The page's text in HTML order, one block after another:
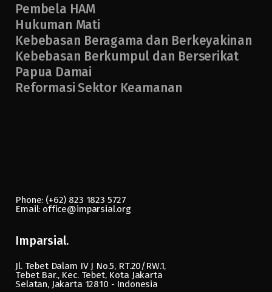
Pembela HAM
Hukuman Mati
Kebebasan Beragama dan Berkeyakinan
Kebebasan Berkumpul dan Berserikat
Papua Damai
Reformasi Sektor Keamanan
Phone: (+62) 823 1823 5727
Email: office@imparsial.org
Imparsial.
Jl. Tebet Dalam IV J No.5, RT.20/RW.1,
Tebet Bar., Kec. Tebet, Kota Jakarta
Selatan, Jakarta 12810 - Indonesia